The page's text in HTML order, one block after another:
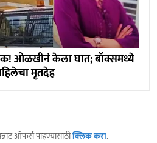
ओळखीनं केला घात; बॉक्समध्ये
मृतदेह
ऑफर्स पाहण्यासाठीक्लिक करा.